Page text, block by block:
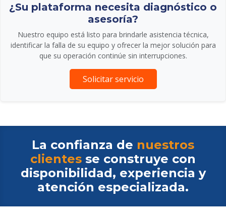
¿Su plataforma necesita diagnóstico o
asesoría?
Nuestro equipo está listo para brindarle asistencia técnica,
identificar la falla de su equipo y ofrecer la mejor solución para
que su operación continúe sin interrupciones.
Solicitar servicio
La confianza de nuestros
clientes se construye con
disponibilidad, experiencia y
atención especializada.